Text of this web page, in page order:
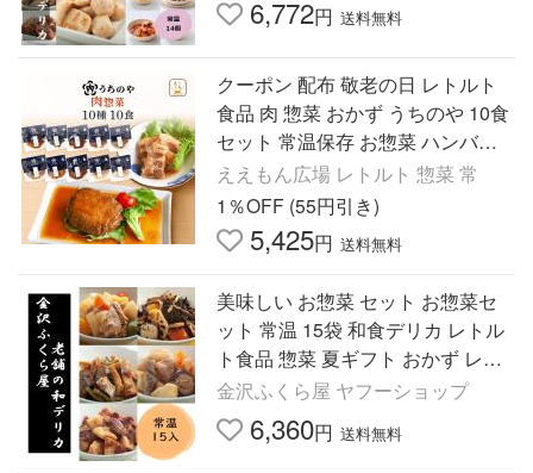
6,772円 送料無料
クーポン 配布 敬老の日 レトルト
食品 肉 惣菜 おかず うちのや 10食
セット 常温保存 お惣菜 ハンバー
グ お取り寄せ 保存食 レンジ 2026
内祝い お礼 ギフト
ええもん広場 レトルト 惣菜 常
1％OFF (55円引き)
5,425円 送料無料
美味しい お惣菜 セット お惣菜セ
ット 常温 15袋 和食デリカ レトル
ト食品 惣菜 夏ギフト おかず レト
ルト 2026 ヘルシー セット 日持ち
おつまみ 爆買 お中元
金沢ふくら屋 ヤフーショップ
6,360円 送料無料